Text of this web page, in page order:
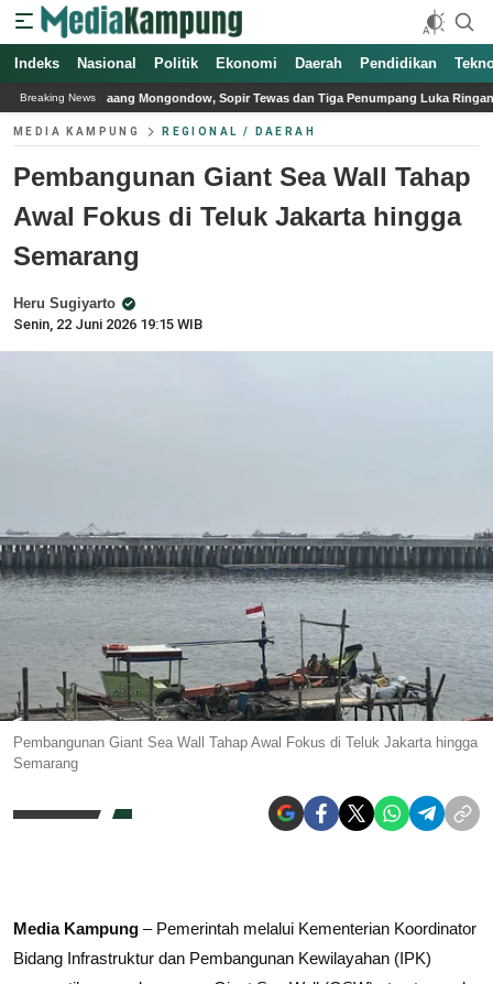
Indeks Nasional Politik Ekonomi Daerah Pendidikan
Breaking NewsSopir Tewas dan Tiga Penumpang Luka Ringan Lawan Inflasi,
MEDIA KAMPUNG REGIONAL / DAERAH
Pembangunan Giant Sea Wall Tahap
Awal Fokus di Teluk Jakarta hingga
Semarang
Heru Sugiyarto
Senin, 22 Juni 2026 19:15 WIB
Pembangunan Giant Sea Wall Tahap Awal Fokus di Teluk Jakarta hingga
Semarang
Media Kampung – Pemerintah melalui Kementerian Koordinator
Bidang Infrastruktur dan Pembangunan Kewilayahan (IPK)